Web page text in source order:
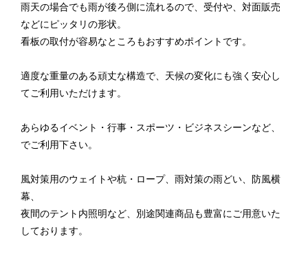
雨天の場合でも雨が後ろ側に流れるので、受付や、対面販売
などにピッタリの形状。
看板の取付が容易なところもおすすめポイントです。
適度な重量のある頑丈な構造で、天候の変化にも強く安心し
てご利用いただけます。
あらゆるイベント・行事・スポーツ・ビジネスシーンなど、
でご利用下さい。
風対策用のウェイトや杭・ロープ、雨対策の雨どい、防風横
幕、
夜間のテント内照明など、別途関連商品も豊富にご用意いた
しております。